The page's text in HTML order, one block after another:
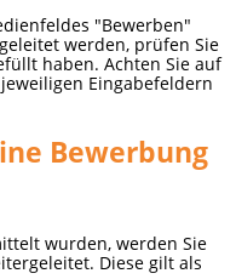
"Bewerben"
werden, prüfen Sie
haben. Achten Sie auf
Eingabefeldern
Bewerbung
wurden, werden Sie
Diese gilt als